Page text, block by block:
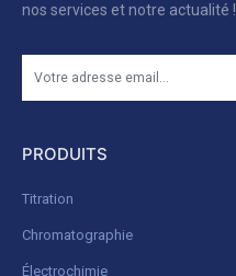
nos services et notre actualité !
PRODUITS
Titration
Chromatographie
Électrochimie